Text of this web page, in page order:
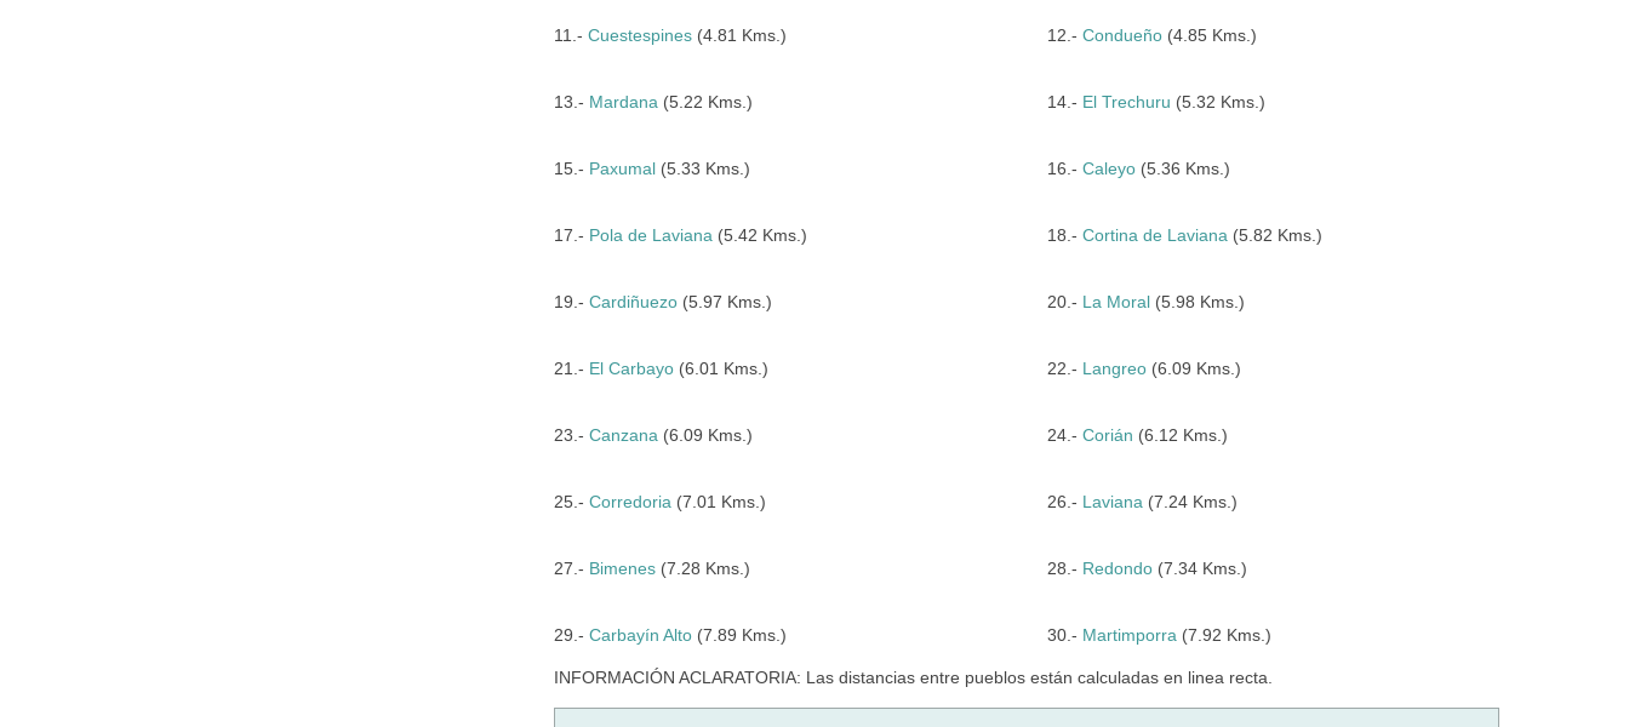
11.- Cuestespines(4.81 Kms.) 12.-Condueño (4.85 Kms.)
13.- Mardana (5.22 Kms.) 14.- El Trechuru (5.32 Kms.)
15.- Paxumal(5.33 Kms.) 16.-Caleyo (5.36 Kms.)
17.- Pola de Laviana (5.42 Kms.) 18.-Cortina de Laviana (5.82 Kms.)
19.- Cardiñuezo(5.97 Kms.) 20.- La Moral (5.98 Kms.)
21.- El Carbayo(6.01 Kms.) 22.- Langreo (6.09 Kms.)
23.- Canzana (6.09 Kms.) 24.-Corián (6.12 Kms.)
25.- Corredoria (7.01 Kms.) 26.- Laviana (7.24 Kms.)
27.- Bimenes(7.28 Kms.) 28.- Redondo (7.34 Kms.)
29.- Carbayín Alto(7.89 Kms.) 30.- Martimporra (7.92 Kms.)
INFORMACIÓN ACLARATORIA: Las distancias entre pueblos están calculadas en linea recta.